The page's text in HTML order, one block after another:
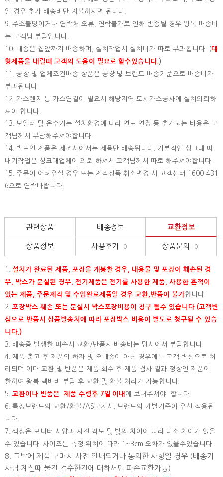
일 경우 추가 배송비만 지불하시면 됩니다.
9. 주소불명이거나 연락처 오류, 연락불가로 인해 반송될 경우 왕복 배송비
는 고객님 부담입니다.
10. 배송은 집앞까지 배송하며, 설치작업시 설치비가 따로 부과됩니다. (대
형제품을 내릴때 고객의 도움이 필요로 할수있습니다. )
11. 공장 및 업체조건배송 상품은 공장 및 브랜드 배송기준으로 배송비가
부과됩니다.
12. 가스렌지 등 가스연결이 필요시 해당지역 도시가스공사에 설치의뢰하
셔야 합니다.
13. 보일러 및 온수기는 설치환경에 따라 연도 연장 등 추가되는 비용은 고
객님께서 부담해주셔야합니다.
14. 빌트인 제품은 제조사에서는 제품만 배송됩니다. 기본적인 싱크대 따
내기작업은 싱크대업체에 의뢰 하셔서 고객님께서 따로 해주셔야합니다.
15. 주문이 어려우실 경우 또는 제작상품 취소변경 시 고객센터 1600-431
6으로 연락바랍니다.
관련상품 배송정보 교환정보
상품정보 사용후기 0 상품문의 0
1. 설치가 완료된 제품, 포장을 개봉한 경우, 내용물 및 포장이 훼손된 경
우, 박스가 분실된 경우, 전기제품은 전기를 사용한 제품, 사용한 흔적이
있는 제품, 주문제작 및 수입완료제품일 경우 교환,반품이 불가합니다.
2. 포장박스 훼손 또는 분실시 박스포장비용이 청구 될수 있습니다 (고객변
심으로 반품시 상품발송처에 따라 포장박스 비용이 별도로 청구될 수 있습
니다.)
3. 배송중 발생한 파손시 교환/반품시 배송비는 당사에서 부담합니다.
4. 제품 출고 후 제품의 하자 및 오배송이 아닌 경우에는 고객 변심으로 처
리되며 이때 교환 및 반품은 제품 회수 후 제품 검사 결과 정상인 제품에
한하여 왕복 택배비 부담 후 교환 및 환불 처리가 가능합니다.
5. 교환이나 반품은 제품 수령후 7일 이내 에 보내주셔야 합니다.
6. 특정브랜드의 교환/환불/AS고지시, 브랜드의 개별기준이 우선 적용됩
니다.
7. 색상은 모니터 사양과 사진 각도 및 빛의 차이에 따라 다소 차이가 있을
수 있습니다. 사이즈는 측정 위치에 따라 1~3cm 오차가 있을수있습니다.
8. 그밖에 제품 구매시 사전 안내되거나 동의한 사항일 경우 (배송기
사님 계실때 물건 검수한건에 대해서만 파손교환가능)